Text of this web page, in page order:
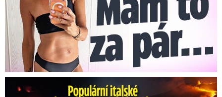
Erupce sicilské sopky Etny: Ruší desítky letů